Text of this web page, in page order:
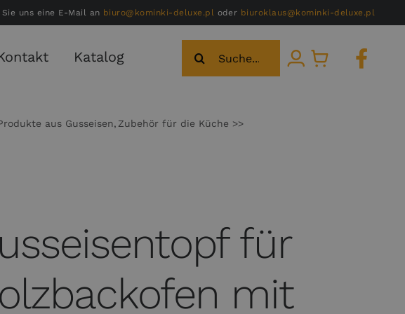
uns eine E-Mail an biuro@kominki-deluxe.pl oder biuroklaus@kominki-deluxe.pl
Katalog
nach:
aus Gusseisen Zubehör für die Küche
für
mit